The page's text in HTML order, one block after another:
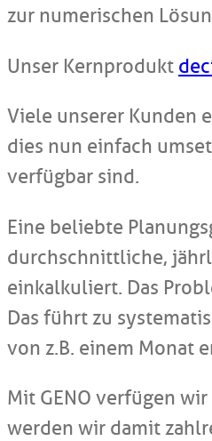
zur numerischen
Unser Kernprodukt
Viele unserer Kunden
dies nun einfach
verfügbar sind.
Eine beliebte
durchschnittliche,
einkalkuliert. Das
Das führt zu
von z.B. einem Monat
Mit GENO verfügen
werden wir damit